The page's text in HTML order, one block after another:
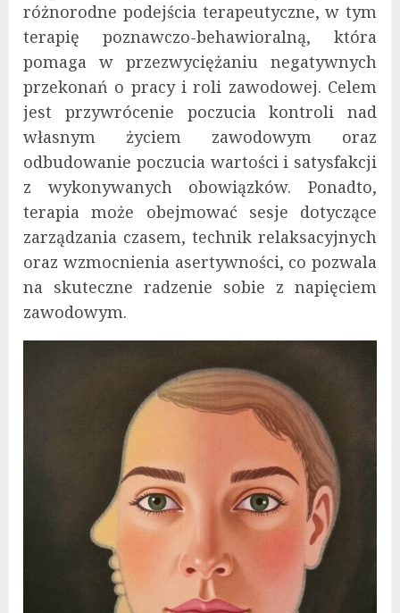
różnorodne podejścia terapeutyczne, w tym
terapię poznawczo-behawioralną, która
pomaga w przezwyciężaniu negatywnych
przekonań o pracy i roli zawodowej. Celem
jest przywrócenie poczucia kontroli nad
własnym życiem zawodowym oraz
odbudowanie poczucia wartości i satysfakcji
z wykonywanych obowiązków. Ponadto,
terapia może obejmować sesje dotyczące
zarządzania czasem, technik relaksacyjnych
oraz wzmocnienia asertywności, co pozwala
na skuteczne radzenie sobie z napięciem
zawodowym.